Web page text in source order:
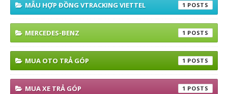
MẪU HỢP ĐỒNG VTRACKING VIETTEL 1
MERCEDES-BENZ 1
MUA OTO TRẢ GÓP 1
MUA XE TRẢ GÓP 1